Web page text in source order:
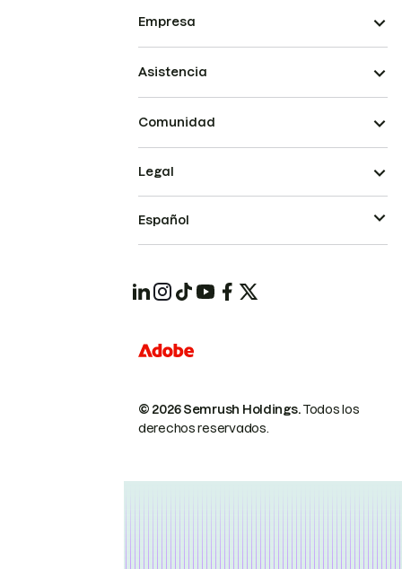
Empresa
Asistencia
Comunidad
© 2026 Semrush Holdings.Todos los
derechos reservados.
Legal
Español